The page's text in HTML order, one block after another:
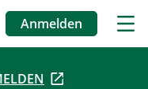
Anmelden